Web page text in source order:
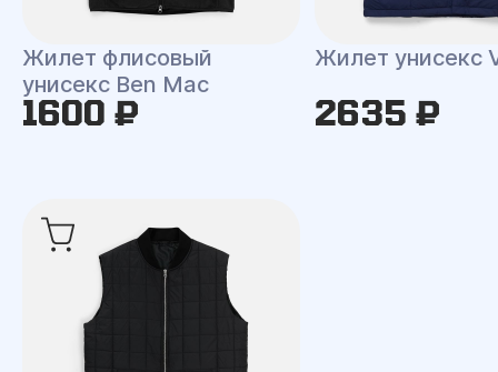
Жилет флисовый
унисекс Ben Mac
1600 ₽
Жилет унисекс
2635 ₽